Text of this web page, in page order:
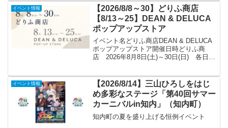
イベント情報
【2026/8/8～30】どりふ商店
【8/13～25】DEAN & DELUCA
ポップアップストア
イベント名どりふ商店DEAN & DELUCA
ポップアップストア開催日時どりふ商
店 2026年8月8日(土)～30日(日) 各日
月13日...
イベント情報
【2026/8/14】三山ひろしをはじ
め多彩なステージ「第40回サマー
カーニバルin知内」（知内町）
知内町の夏を盛り上げる恒例イベント